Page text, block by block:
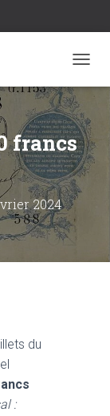
francs
2024
du
: